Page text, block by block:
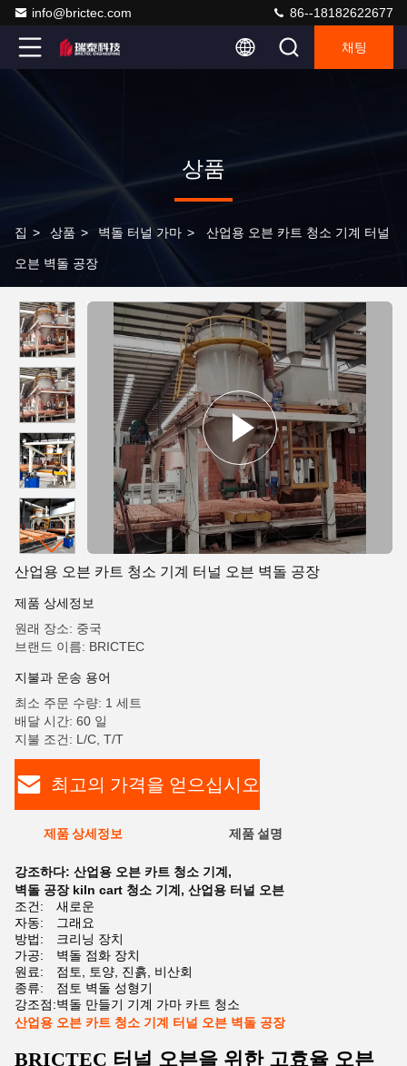
info@brictec.com 86--18182622677
채팅
상품
집 > 상품 > 벽돌 터널 가마 > 산업용 오븐 카트 청소 기계 터널
오븐 벽돌 공장
산업용 오븐 카트 청소 기계 터널 오븐 벽돌 공장
제품 상세정보
원래 장소: 중국
브랜드 이름: BRICTEC
지불과 운송 용어
최소 주문 수량: 1 세트
배달 시간: 60 일
지불 조건: L/C, T/T
최고의 가격을 얻으십시오
제품 상세정보 제품 설명
강조하다: 산업용 오븐 카트 청소 기계 ,
벽돌 공장 kiln cart 청소 기계 , 산업용 터널 오븐
조건:
새로운
자동:
그래요
방법:
크리닝 장치
가공:
벽돌 점화 장치
원료:
점토, 토양, 진흙, 비산회
종류:
점토 벽돌 성형기
강조점:벽돌 만들기 기계 가마 카트 청소
산업용 오븐 카트 청소 기계 터널 오븐 벽돌 공장
BRICTEC 터널 오븐을 위한 고효율 오븐